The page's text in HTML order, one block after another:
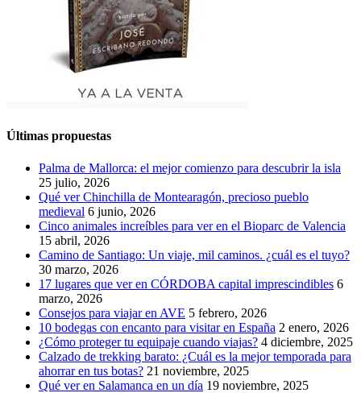
Últimas propuestas
Palma de Mallorca: el mejor comienzo para descubrir la isla
25 julio, 2026
Qué ver Chinchilla de Montearagón, precioso pueblo
medieval 6 junio, 2026
Cinco animales increíbles para ver en el Bioparc de Valencia
15 abril, 2026
Camino de Santiago: Un viaje, mil caminos. ¿cuál es el tuyo?
30 marzo, 2026
17 lugares que ver en CÓRDOBA capital imprescindibles 6
marzo, 2026
Consejos para viajar en AVE 5 febrero, 2026
10 bodegas con encanto para visitar en España 2 enero, 2026
¿Cómo proteger tu equipaje cuando viajas? 4 diciembre, 2025
Calzado de trekking barato: ¿Cuál es la mejor temporada para
ahorrar en tus botas? 21 noviembre, 2025
Qué ver en Salamanca en un día 19 noviembre, 2025